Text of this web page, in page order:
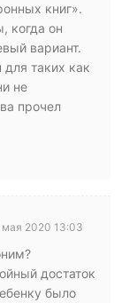
книг».
когда он
вариант.
таких как
не
прочел
мая 2020 13:03
достаток
было